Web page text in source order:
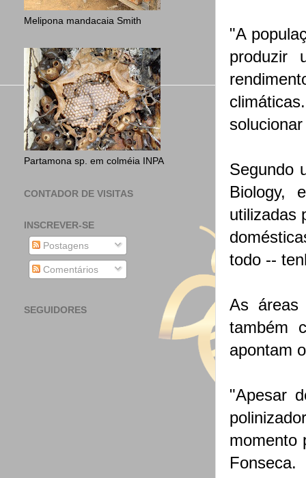
"A
produzir
Segundo
Biology,
utilizadas
todo --
As áreas
também
apontam
"Apesar
momento
Fonseca.
Melipona mandacaia Smith
Partamona sp. em colméia INPA
CONTADOR DE VISITAS
INSCREVER-SE
Postagens
Comentários
SEGUIDORES